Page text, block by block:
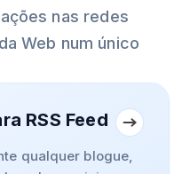
nas redes
Web num único
RSS Feed
qualquer blogue,